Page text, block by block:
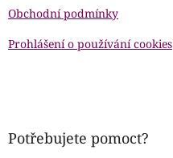
Obchodní podmínky
Prohlášení o používání cookies
Potřebujete pomoct?